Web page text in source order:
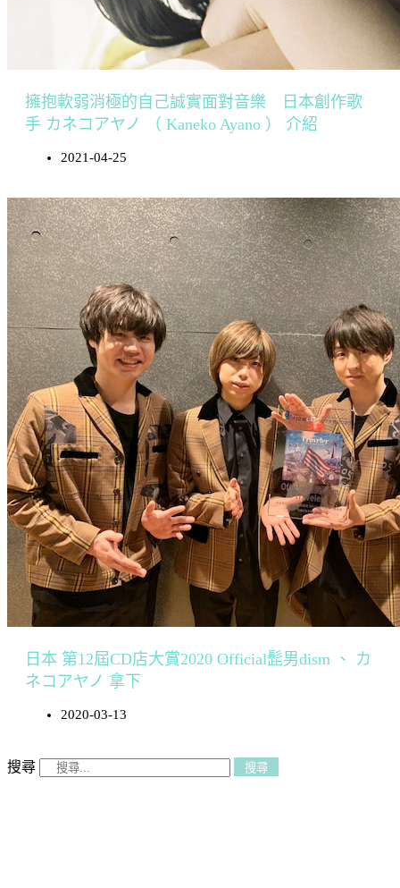
擁抱軟弱消極的自己誠實面對音樂 日本創作歌
手 カネコアヤノ （ Kaneko Ayano ） 介紹
2021-04-25
日本 第12屆CD店大賞2020 Official髭男dism 、 カ
ネコアヤノ 拿下
2020-03-13
搜尋 搜尋